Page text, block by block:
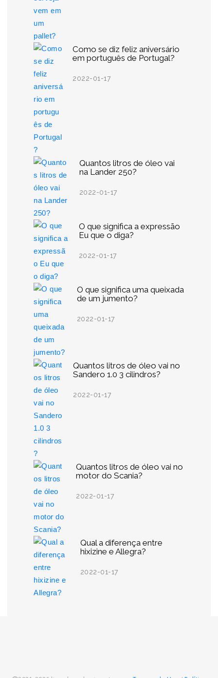
Como se diz feliz aniversário
em português de Portugal?
2022-01-17
Quantos litros de óleo vai
na Lander 250?
2022-01-17
O que significa a expressão
Eu que o diga?
2022-01-17
O que significa uma queixada
de um jumento?
2022-01-17
Quantos litros de óleo vai no
Sandero 1.0 3 cilindros?
2022-01-17
Quantos litros de óleo vai no
motor do Scania?
2022-01-17
Qual a diferença entre
hixizine e Allegra?
2022-01-17